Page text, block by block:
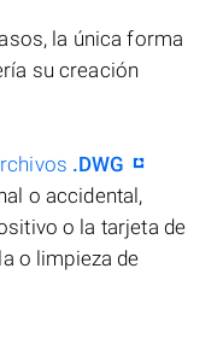
la única forma
su creación
.DWG
o accidental,
o la tarjeta de
o limpieza de